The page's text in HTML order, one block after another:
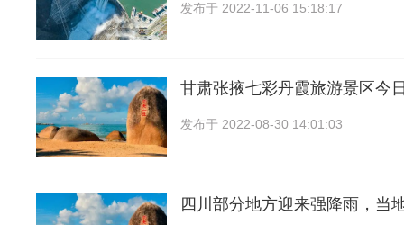
发布于 2022-11-06 15:18:17
甘肃张掖七彩丹霞旅游景区今
发布于 2022-08-30 14:01:03
四川部分地方迎来强降雨，当